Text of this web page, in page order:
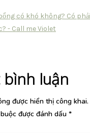
có khó không? Có
- Call me Violet
luận
được hiển thị công khai.
buộc được đánh dấu *